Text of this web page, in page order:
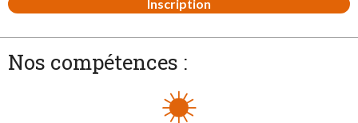
Inscription
Nos compétences :